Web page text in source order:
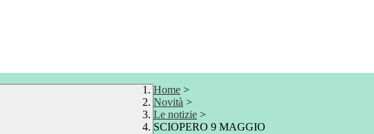
Home >
Novità >
Le notizie >
SCIOPERO 9 MAGGIO